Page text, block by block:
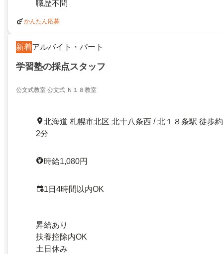
職歴不問
かんたん応募
新着アルバイト・パート
学習塾の採点スタッフ
公文式教室 公文式 Ｎ１８教室
北海道 札幌市北区 北十八条西 / 北１８条駅 徒歩約
2分
時給1,080円
1日4時間以内OK
昇給あり
扶養控除内OK
土日休み